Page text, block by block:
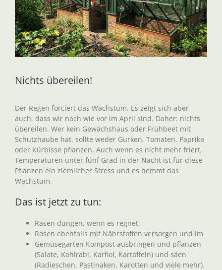
Nichts übereilen!
Der Regen forciert das Wachstum. Es zeigt sich aber
auch, dass wir nach wie vor im April sind. Daher: nichts
übereilen. Wer kein Gewächshaus oder Frühbeet mit
Schutzhaube hat, sollte weder Gurken, Tomaten, Paprika
oder Kürbisse pflanzen. Auch wenn es nicht mehr friert,
Temperaturen unter fünf Grad in der Nacht ist für diese
Pflanzen ein ziemlicher Stress und es hemmt das
Wachstum.
Das ist jetzt zu tun:
Rasen düngen, wenn es regnet.
Rosen ebenfalls mit Nährstoffen versorgen und im
Gemüsegarten Kompost ausbringen und pflanzen
(Salate, Kohlrabi, Karfiol, Kartoffeln) und säen
(Radieschen, Pastinaken, Karotten und viele mehr).